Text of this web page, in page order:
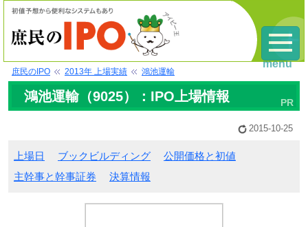
庶民のIPO 2013年 上場実績 鴻池運輸
鴻池運輸（9025）：IPO上場情報
2015-10-25
上場日 ブックビルディング
公開価格と初値
主幹事と幹事証券
決算情報
menu